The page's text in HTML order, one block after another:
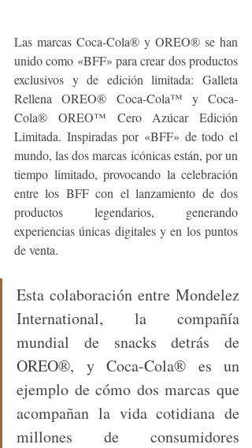
Las marcas Coca-Cola® y OREO® se han
unido como «BFF» para crear dos productos
exclusivos y de edición limitada: Galleta
Rellena OREO® Coca-Cola™ y Coca-
Cola® OREO™ Cero Azúcar Edición
Limitada. Inspiradas por «BFF» de todo el
mundo, las dos marcas icónicas están, por un
tiempo limitado, provocando la celebración
entre los BFF con el lanzamiento de dos
productos legendarios, generando
experiencias únicas digitales y en los puntos
de venta.
Esta colaboración entre Mondelez
International, la compañía
mundial de snacks detrás de
OREO®, y Coca-Cola® es un
ejemplo de cómo dos marcas que
acompañan la vida cotidiana de
millones de consumidores